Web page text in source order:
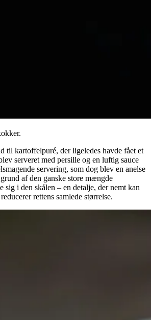
til kartoffelpuré, der ligeledes havde fået et
serveret med persille og en luftig sauce
servering, som dog blev en anelse
af den ganske store mængde
sig i den skålen – en detalje, der nemt kan
rettens samlede størrelse.